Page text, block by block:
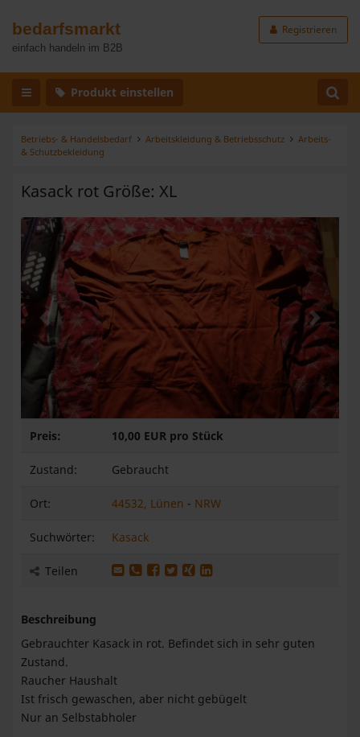
bedarfsmarkt
einfach handeln im B2B
Registrieren
Produkt einstellen
Betriebs- & Handelsbedarf Arbeitskleidung & Betriebsschutz
Arbeits-
& Schutzbekleidung
Kasack rot Größe: XL
Zurück Weiter
Preis: 10,00 EUR pro Stück
Zustand: Gebraucht
Ort: 44532, Lünen - NRW
Suchwörter: Kasack
Teilen Produkt per E-Mail weiterleiten
Produkt per WhatsApp weiterleiten
Produkt auf Facebook teilen
Produkt auf X teilen
Produkt auf XING teilen
Produkt auf LinkedIn teilen
Beschreibung
Gebrauchter Kasack in rot. Befindet sich in sehr guten
Zustand.
Raucher Haushalt
Ist frisch gewaschen, aber nicht gebügelt
Nur an Selbstabholer